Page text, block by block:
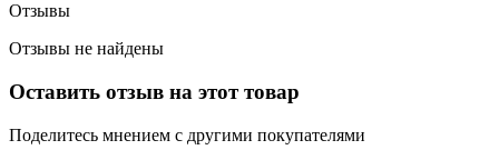
Отзывы
Отзывы не найдены
Оставить отзыв на этот товар
Поделитесь мнением с другими покупателями